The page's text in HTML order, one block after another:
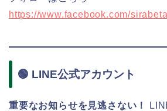
https://www.facebook.com/
🟢 LINE公式アカウント
重要なお知らせを見逃さない！